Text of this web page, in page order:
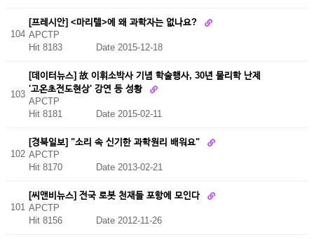
104
[프레시안] <마리텔>에 왜 과학자는 없나요?
APCTP
Hit 8183
Date 2015-12-18
103
[데이터뉴스] 故 이휘소박사 기념 학술행사, 30년 물리학 난제
'고온초전도현상' 강연 등 성황
APCTP
Hit 8181 Date 2015-02-11
102
[경북일보] "소리 속 신기한 과학원리 배워요"
APCTP
Hit 8170
Date 2013-02-21
101
[씨앤비뉴스] 전국 로봇 천재들 포항에 모인다
APCTP
Hit 8156
Date 2012-11-26